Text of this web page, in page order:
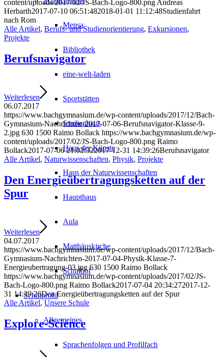
Mensa
Bibliothek
eine-welt-laden
Sportstätten
Studienhaus
Haus der Künste
Haus der Naturwissenschaften
Haupthaus
Aula
Matthäuskirche
Schulhof
Schulprofil
Allgemeines
Sprachenfolgen und Profilfach
content/uploads/2017/02/JS-Bach-Logo-800.pngAndreas
Herbarth2017-07-10 06:51:482018-01-01 11:12:48Studienfahrt
nach Rom
Alle Artikel, Berufs- und Studienorientierung, Exkursionen,
Projekte
Berufsnavigator
Weiterlesen
06.07.2017
https://www.bachgymnasium.de/wp-content/uploads/2017/12/Bach-
Gymnasium-Nachrichten-2017-07-06-Berufsnavigator-Klasse-9-
2.jpg 630 1500 Raimo Bollack https://www.bachgymnasium.de/wp-
content/uploads/2017/02/JS-Bach-Logo-800.png Raimo
Bollack2017-07-06 21:02:322017-12-31 14:39:26Berufsnavigator
Alle Artikel, Naturwissenschaften, Physik, Projekte
Den Energieübertragungsketten auf der
Spur
Weiterlesen
04.07.2017
https://www.bachgymnasium.de/wp-content/uploads/2017/12/Bach-
Gymnasium-Nachrichten-2017-07-04-Physik-Klasse-7-
Energieubertragung-03.jpg 630 1500 Raimo Bollack
https://www.bachgymnasium.de/wp-content/uploads/2017/02/JS-
Bach-Logo-800.png Raimo Bollack2017-07-04 20:34:272017-12-
31 14:39:26Den Energieübertragungsketten auf der Spur
Alle Artikel, Unsere Schule
Explore-Science